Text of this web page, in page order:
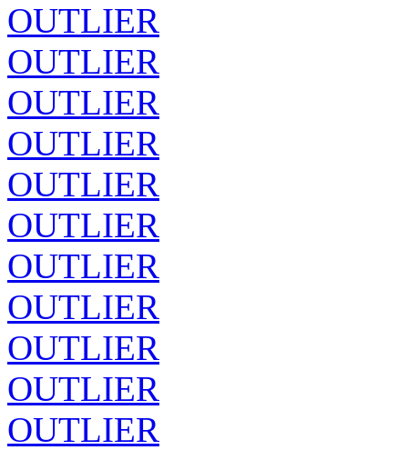
OUTLIER
OUTLIER
OUTLIER
OUTLIER
OUTLIER
OUTLIER
OUTLIER
OUTLIER
OUTLIER
OUTLIER
OUTLIER